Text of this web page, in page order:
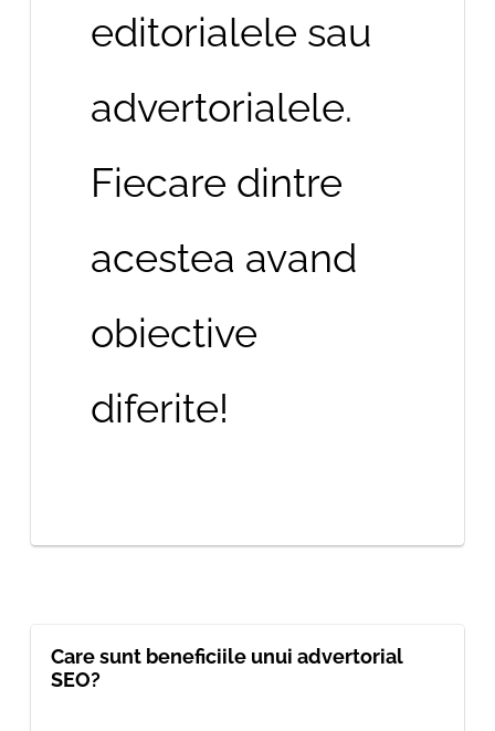
editorialele sau
advertorialele.
Fiecare dintre
acestea avand
obiective
diferite!
Care sunt beneficiile unui advertorial
SEO?